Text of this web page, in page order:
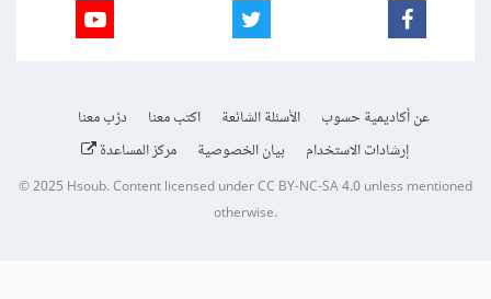
عن أكاديمية حسوب الأسئلة الشائعة اكتب معنا
درّب معنا
إرشادات الاستخدام
بيان الخصوصية مركز المساعدة
© 2025Hsoub.Content licensed underCC BY-NC-SA 4.0unless mentioned
otherwise.